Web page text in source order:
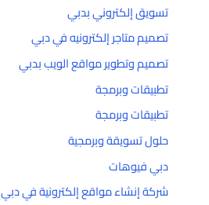
تسويق إلكتروني بدبي
تصميم متاجر إلكترونيه في دبي
تصميم وتطوير مواقع الويب بدبي
تطبيقات وبرمجة
تطبيقات وبرمجة
حلول تسويقة وبرمجية
دبي فيوهات
شركة إنشاء مواقع إلكترونية في دبي